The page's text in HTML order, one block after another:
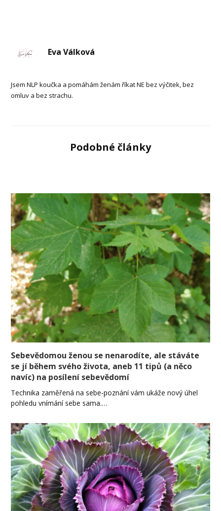
Eva Válková
Jsem NLP koučka a pomáhám ženám říkat NE bez výčitek, bez
omluv a bez strachu.
Podobné články
Sebevědomou ženou se nenarodíte, ale stáváte
se jí během svého života, aneb 11 tipů (a něco
navíc) na posílení sebevědomí
Technika zaměřená na sebe-poznání vám ukáže nový úhel
pohledu vnímání sebe sama.…